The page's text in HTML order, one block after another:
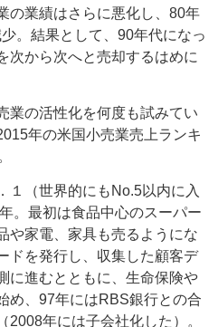
の業績はさらに悪化し、80年
。結果として、90年代になっ
次から次へと売却するはめに
の活性化を何度も試みてい
年の米国小売業売上ランキ
（世界的にもNo.5以内に入
。最初は食品中心のスーパー
や家電、家具も売るようにな
ドを発行し、収集した顧客デ
に進むとともに、生命保険や
め、97年にはRBS銀行との合
年には子会社化した）。